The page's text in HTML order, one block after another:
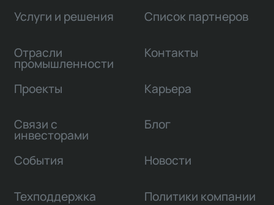
Услуги и решения
Отрасли
промышленности
Проекты
Связи с
инвесторами
Список партнеров
Контакты
Карьера
Блог
События Новости
Техподдержка Политики компании